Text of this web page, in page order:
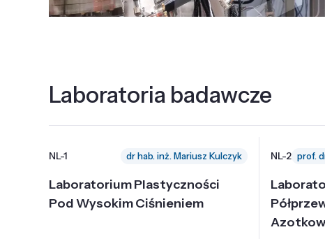
Laboratoria badawcze
NL-1 dr hab. inż. Mariusz Kulczyk
Laboratorium Plastyczności
Pod Wysokim Ciśnieniem
NL-2